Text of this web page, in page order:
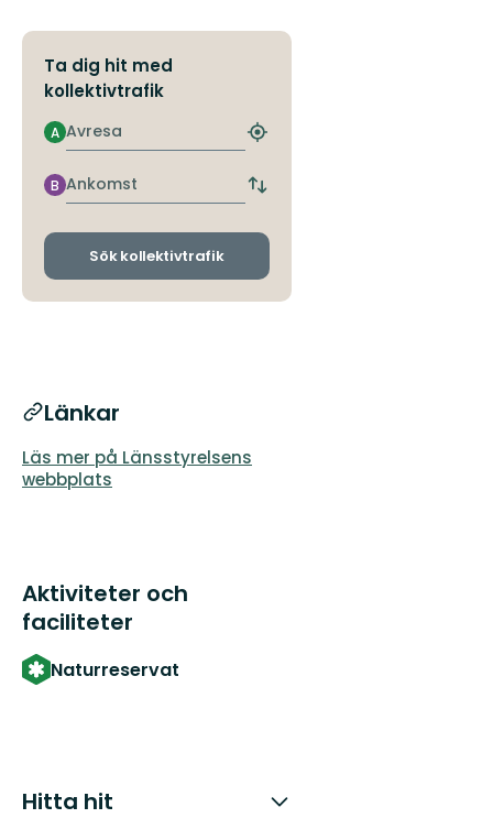
Ta dig hit med
kollektivtrafik
Avresa
A
Hitta
hållplats
Ankomst
B
Byt
och
Sök kollektivtrafik
Länkar
Läs mer på Länsstyrelsens
webbplats
Aktiviteter och
faciliteter
Naturreservat
Hitta hit